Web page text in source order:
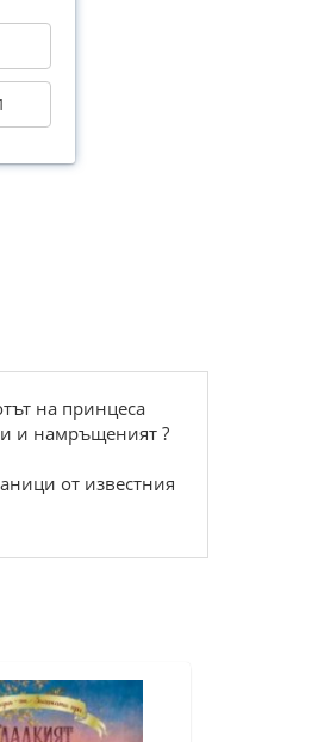
на принцеса
и намръщеният ?
от известния